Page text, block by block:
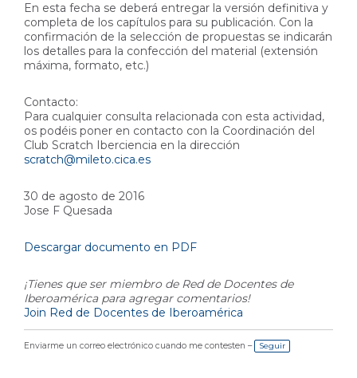
En esta fecha se deberá entregar la versión definitiva y
completa de los capítulos para su publicación. Con la
confirmación de la selección de propuestas se indicarán
los detalles para la confección del material (extensión
máxima, formato, etc.)
Contacto:
Para cualquier consulta relacionada con esta actividad,
os podéis poner en contacto con la Coordinación del
Club Scratch Iberciencia en la dirección
scratch@mileto.cica.es
30 de agosto de 2016
Jose F Quesada
Descargar documento en PDF
¡Tienes que ser miembro de Red de Docentes de
Iberoamérica para agregar comentarios!
Join Red de Docentes de Iberoamérica
Enviarme un correo electrónico cuando me contesten – Seguir